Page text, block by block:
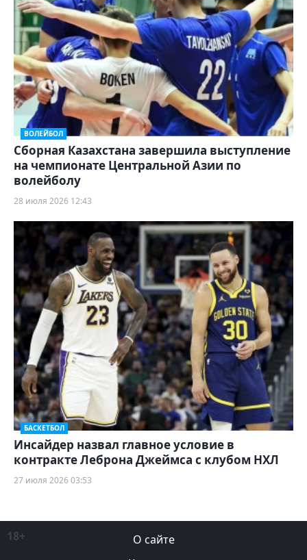
ВОЛЕЙБОЛ
Сборная Казахстана завершила выступление
на чемпионате Центральной Азии по
волейболу
28 июля 2026 12:43
БАСКЕТБОЛ
Инсайдер назвал главное условие в
контракте Леброна Джеймса с клубом НХЛ
27 июля 2026 03:53
18+
О сайте